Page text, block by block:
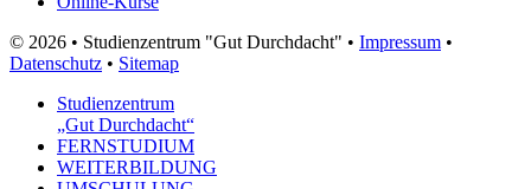
© 2026 • Studienzentrum "Gut Durchdacht" • Impressum •
Datenschutz • Sitemap
Studienzentrum
„Gut Durchdacht“
FERNSTUDIUM
WEITERBILDUNG